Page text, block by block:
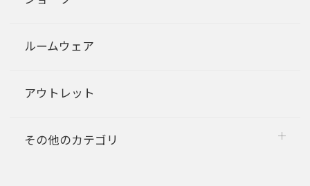
ルームウェア
アウトレット
その他のカテゴリ